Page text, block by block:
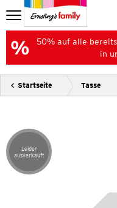
50% auf alle
in
Startseite Tasse
Artikel leider ausverkauft
Leider
ausverkauft